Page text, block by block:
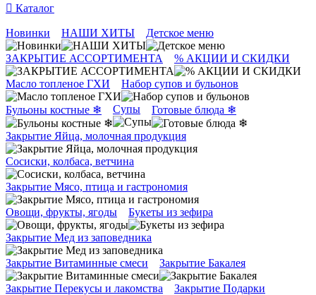
Каталог
Новинки НАШИ ХИТЫ Детское меню
ЗАКРЫТИЕ АССОРТИМЕНТА % АКЦИИ И СКИДКИ
Масло топленое ГХИ Набор супов и бульонов
Бульоны костные ❄ Супы Готовые блюда ❄
Закрытие Яйца, молочная продукция
Сосиски, колбаса, ветчина
Закрытие Мясо, птица и гастрономия
Овощи, фрукты, ягоды Букеты из зефира
Закрытие Мед из заповедника
Закрытие Витаминные смеси Закрытие Бакалея
Закрытие Перекусы и лакомства Закрытие Подарки